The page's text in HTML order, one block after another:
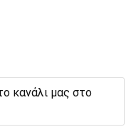
κανάλι μας στο